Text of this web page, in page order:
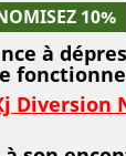
10%
à
Diversion